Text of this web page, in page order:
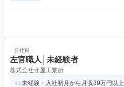
正社員
左官職人│未経験者
株式会社守屋工業所
未経験・入社初月から月収30万円以